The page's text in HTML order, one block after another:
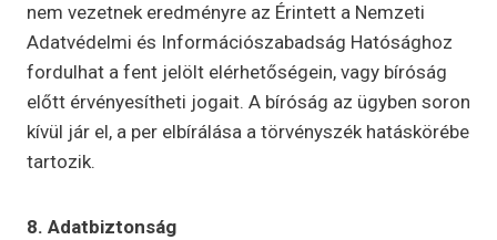
nem vezetnek eredményre az Érintett a Nemzeti
Adatvédelmi és Információszabadság Hatósághoz
fordulhat a fent jelölt elérhetőségein, vagy bíróság
előtt érvényesítheti jogait. A bíróság az ügyben soron
kívül jár el, a per elbírálása a törvényszék hatáskörébe
tartozik.
8. Adatbiztonság